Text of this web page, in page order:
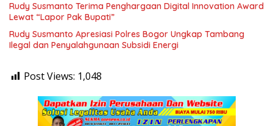
Rudy Susmanto Terima Penghargaan Digital Innovation Award
Lewat “Lapor Pak Bupati”
Rudy Susmanto Apresiasi Polres Bogor Ungkap Tambang
Ilegal dan Penyalahgunaan Subsidi Energi
Post Views: 1,048